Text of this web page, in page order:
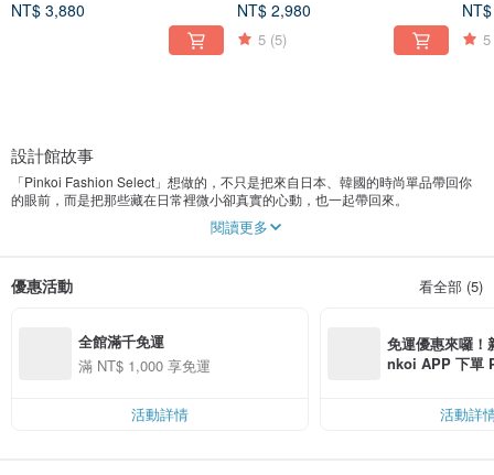
NT$ 3,880
NT$ 2,980
5 (5) 5
設計館故事
「Pinkoi Fashion Select」想做的，不只是把來自日本、韓國的時尚單品帶回你
的眼前，而是把那些藏在日常裡微小卻真實的心動，也一起帶回來。
我們相信，風格從來不是追趕潮流，而是在某一天，因為一件衣服、一個配件、
希望你能在這裡，遇見屬與你的樣子！
閱讀更多
優惠活動 看全部 (5)
全館滿千免運
滿 NT$ 1,000 享免運
活動詳情
免運優惠來囉
nkoi APP 下單
活動詳